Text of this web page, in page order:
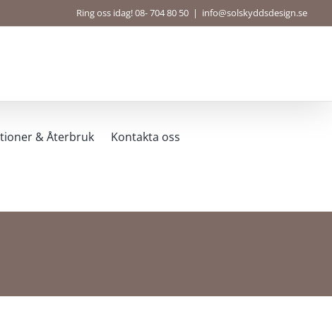
Ring oss idag! 08- 704 80 50 | info@solskyddsdesign.se
& Återbruk Kontakta oss